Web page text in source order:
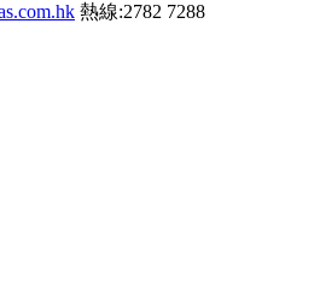
熱線:2782 7288